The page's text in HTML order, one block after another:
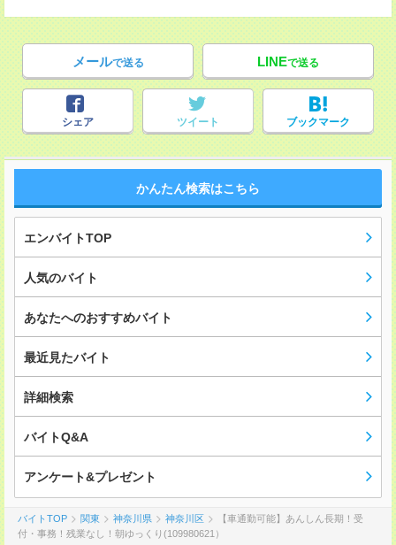
メールで送る LINEで送る
シェア ツイート ブックマーク
かんたん検索はこちら
エンバイトTOP
人気のバイト
あなたへのおすすめバイト
最近見たバイト
詳細検索
バイトQ&A
アンケート&プレゼント
バイトTOP 関東 神奈川県 神奈川区
【車通勤可能】あんしん長期！受
付・事務！残業なし！朝ゆっくり(109980621）